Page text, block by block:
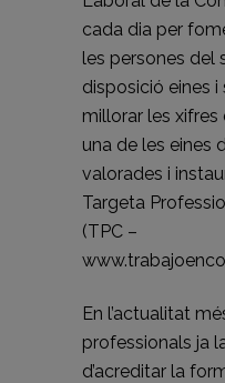
cada dia per
les persones del
disposició eines i
millorar les xifres
una de les eines
valorades i
Targeta
(TPC –
En l’actualitat
professionals ja
d’acreditar la